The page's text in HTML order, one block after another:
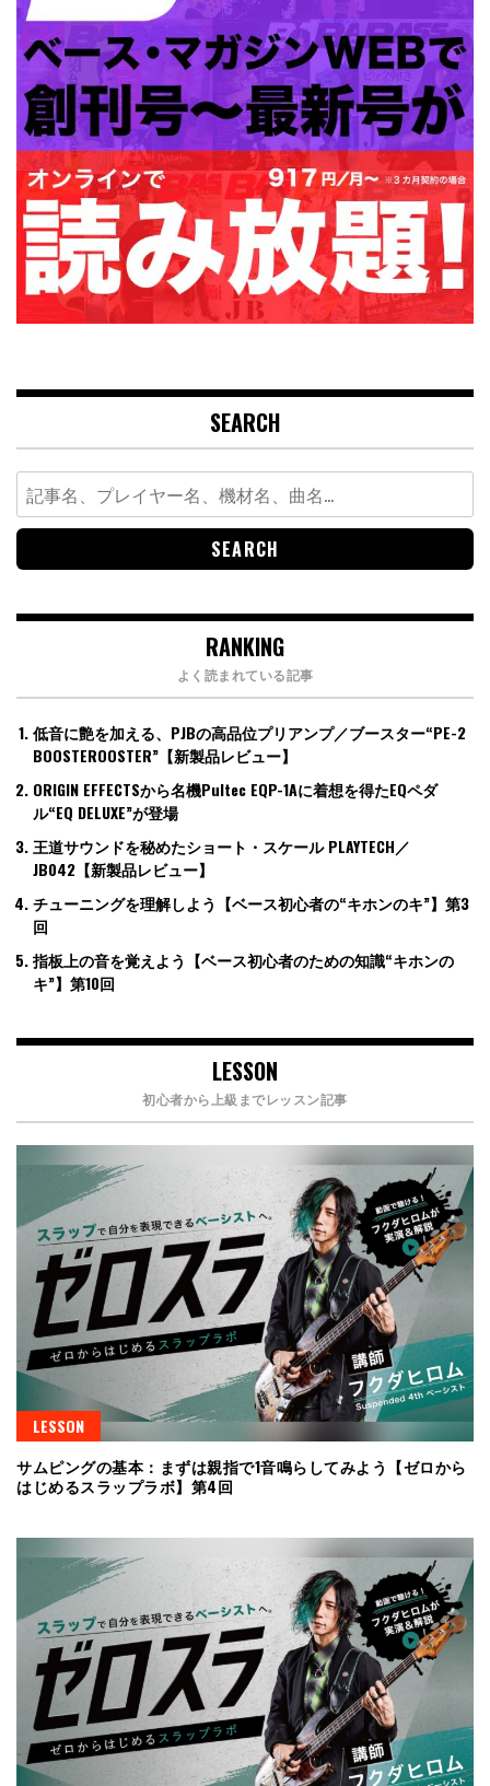
SEARCH
Search
for:
RANKING
よく読まれている記事
低音に艶を加える、PJBの高品位プリアンプ／ブースター“PE-2
BOOSTEROOSTER”【新製品レビュー】
ORIGIN EFFECTSから名機Pultec EQP-1Aに着想を得たEQペダ
ル“EQ DELUXE”が登場
王道サウンドを秘めたショート・スケール PLAYTECH／
JB042【新製品レビュー】
チューニングを理解しよう【ベース初心者の“キホンのキ”】第3
回
指板上の音を覚えよう【ベース初心者のための知識“キホンの
キ”】第10回
LESSON
初心者から上級までレッスン記事
LESSON
サムピングの基本：まずは親指で1音鳴らしてみよう【ゼロから
はじめるスラップラボ】第4回